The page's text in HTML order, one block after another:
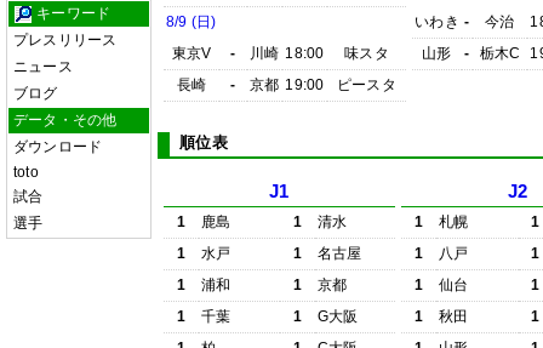
キーワード
プレスリリース
ニュース
ブログ
データ・その他
ダウンロード
toto
試合
選手
8/9 (日)
東京V
- 川崎 18:00
味スタ
長崎
- 京都 19:00 ピースタ
いわき - 今治
山形
- 栃木C
順位表
J1
1 鹿島 1
清水
1
水戸 1
名古屋
1
浦和 1
京都
1
千葉 1
G大阪
J2
1 札幌
1
1
八戸
1
1
仙台
1
1
秋田
1